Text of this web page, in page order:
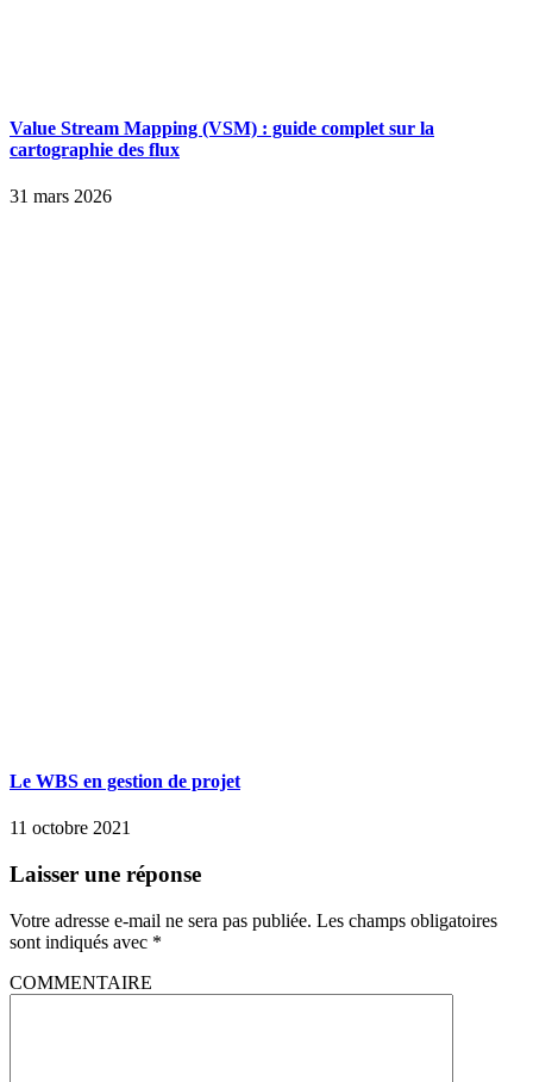
Value Stream Mapping (VSM) : guide complet sur la
cartographie des flux
31 mars 2026
Le WBS en gestion de projet
11 octobre 2021
Laisser une réponse
Votre adresse e-mail ne sera pas publiée. Les champs obligatoires
sont indiqués avec *
COMMENTAIRE